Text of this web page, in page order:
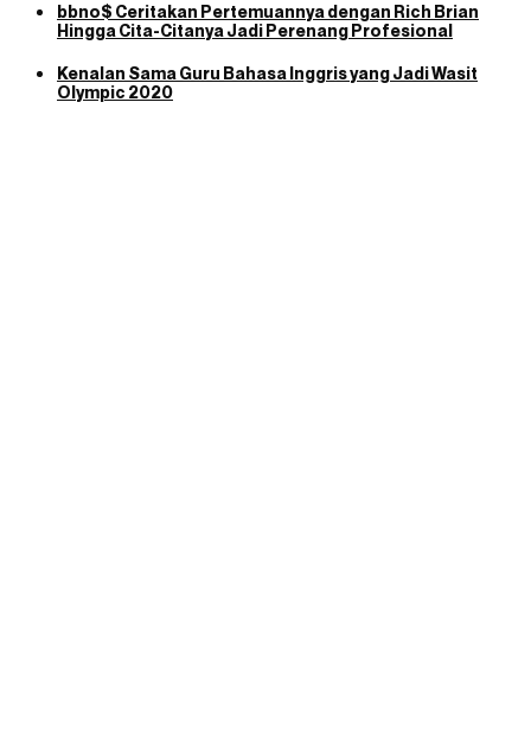
bbno$ Ceritakan Pertemuannya dengan Rich Brian
Hingga Cita-Citanya Jadi Perenang Profesional
Kenalan Sama Guru Bahasa Inggris yang Jadi Wasit
Olympic 2020